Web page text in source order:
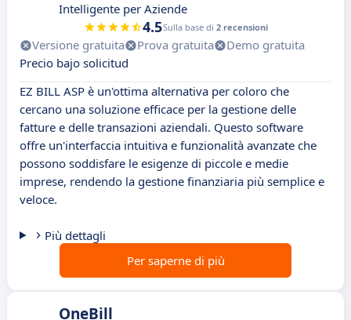
Intelligente per Aziende
4.5Sulla base di 2 recensioni
Versione gratuita Prova gratuita
Demo gratuita
Precio bajo solicitud
EZ BILL ASP è un'ottima alternativa per coloro che
cercano una soluzione efficace per la gestione delle
fatture e delle transazioni aziendali. Questo software
offre un'interfaccia intuitiva e funzionalità avanzate che
possono soddisfare le esigenze di piccole e medie
imprese, rendendo la gestione finanziaria più semplice e
veloce.
Più dettagli
Per saperne di più
OneBill